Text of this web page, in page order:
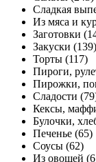
Сладкая
Из мяса и
Заготовки
Закуски (139)
Торты (117)
Пироги,
Пирожки,
Сладости
Кексы,
Булочки,
Печенье (65)
Соусы (62)
Из овощей